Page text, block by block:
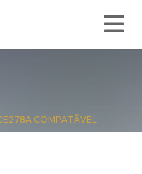
COMPATÃVEL